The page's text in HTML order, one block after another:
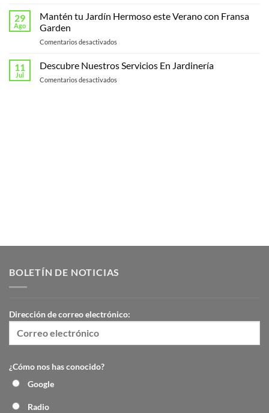
de
de
Cuidar
Plantas
29
Ago
Mantén tu Jardín Hermoso este Verano con Fransa
Garden
Comentarios desactivadosen
tu
Hermoso
11
Jul
Descubre Nuestros Servicios En Jardinería
Comentarios desactivadosen
BOLETÍN DE NOTICIAS
Dirección de correo electrónico:
¿Cómo nos has conocido?
Google
Radio